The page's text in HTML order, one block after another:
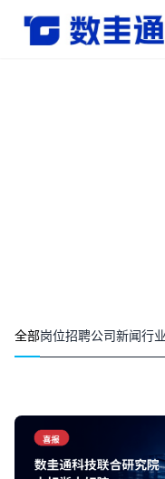
杭州数圭通科技有限
全部岗位招聘公司新闻行